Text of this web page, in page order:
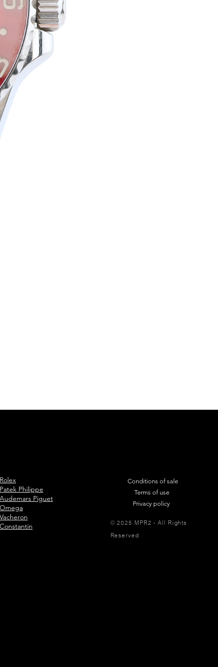
Rolex
Patek Philippe
Audemars Piguet
Omega
Vacheron
Constantin
Conditions of sale
Terms of use
Privacy policy
© 2025 MPR2 - All Rights
Reserved